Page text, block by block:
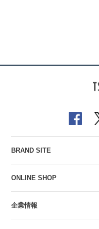
BRAND SITE
ONLINE SHOP
企業情報